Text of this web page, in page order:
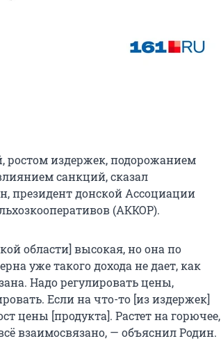
издержек, подорожанием
санкций, сказал
президент донской Ассоциации
(АККОР).
области] высокая, но она по
уже такого дохода не дает, как
Надо регулировать цены,
Если на что-то [из издержек]
цены [продукта]. Растет на горючее,
взаимосвязано, — объяснил Родин.